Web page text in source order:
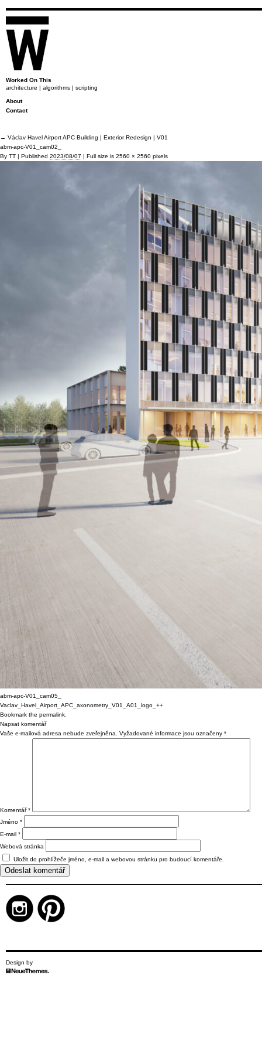
Worked On This
architecture | algorithms | scripting
About
Contact
← Václav Havel Airport APC Building | Exterior Redesign | V01
abm-apc-V01_cam02_
By TT | Published 2023/08/07 | Full size is 2560 × 2560 pixels
abm-apc-V01_cam05_
Vaclav_Havel_Airport_APC_axonometry_V01_A01_logo_++
Bookmark the permalink
Napsat komentář
Vaše e-mailová adresa nebude zveřejněna.
Vyžadované informace jsou označeny *
Komentář*
Jméno *
E-mail *
Webová stránka
Uložit do prohlížeče jméno, e-mail a webovou stránku pro budoucí komentáře.
Design by